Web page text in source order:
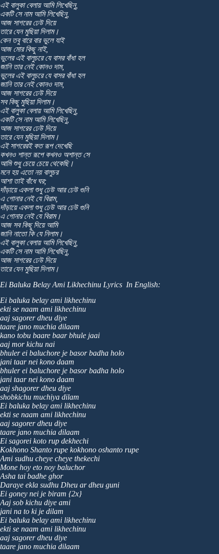
এই বালুকা বেলায় আমি লিখেছিনু,
একটি সে নাম আমি লিখেছিনু,
আজ সাগরের ঢেউ দিয়ে
তারে যেন মুছিয়া দিলাম।
কেন তবু বারে বার ভুলে যাই
আজ মোর কিছু নাই,
ভুলের এই বালুচরে যে বাসর বাঁধা হল
জানি তার নেই কোনও দাম,
ভুলের এই বালুচরে যে বাসর বাঁধা হল
জানি তার নেই কোনও দাম,
আজ সাগরের ঢেউ দিয়ে
সব কিছু মুছিয়া দিলাম।
এই বালুকা বেলায় আমি লিখেছিনু,
একটি সে নাম আমি লিখেছিনু,
আজ সাগরের ঢেউ দিয়ে
তারে যেন মুছিয়া দিলাম।
এই সাগরেরই কত রূপ দেখেছি
কখনও শান্ত রূপে কখনও অশান্ত সে
আমি শুধু চেয়ে চেয়ে থেকেছি।
মনে হয় এতো নয় বালুচর
আশা তাই বাঁধে ঘর;
দাঁড়ায়ে একলা শুধু ঢেউ আর ঢেউ গুনি
এ গোনার নেই যে বিরাম,
দাঁড়ায়ে একলা শুধু ঢেউ আর ঢেউ গুনি
এ গোনার নেই যে বিরাম।
আজ সব কিছু দিয়ে আমি
জানি নাতো কি যে নিলাম।
এই বালুকা বেলায় আমি লিখেছিনু,
একটি সে নাম আমি লিখেছিনু,
আজ সাগরের ঢেউ দিয়ে
তারে যেন মুছিয়া দিলাম।
Ei Baluka Belay Ami Likhechinu Lyrics In English:
Ei baluka belay ami likhechinu
ekti se naam ami likhechinu
aaj sagorer dheu diye
taare jano muchia dilaam
kano tobu baare baar bhule jaai
aaj mor kichu nai
bhuler ei baluchore je basor badha holo
jani taar nei kono daam
bhuler ei baluchore je basor badha holo
jani taar nei kono daam
aaj shagorer dheu diye
shobkichu muchiya dilam
Ei baluka belay ami likhechinu
ekti se naam ami likhechinu
aaj sagorer dheu diye
taare jano muchia dilaam
Ei sagorei koto rup dekhechi
Kokhono Shanto rupe kokhono oshanto rupe
Ami sudhu cheye cheye thekechi
Mone hoy eto noy baluchor
Asha tai badhe ghor
Daraye ekla sudhu Dheu ar dheu guni
Ei goney nei je biram {2x}
Aaj sob kichu diye ami
jani na to ki je dilam
Ei baluka belay ami likhechinu
ekti se naam ami likhechinu
aaj sagorer dheu diye
taare jano muchia dilaam